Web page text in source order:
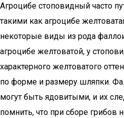
Агроцибе стоповидный часто
такими как агроцибе
некоторые виды из рода
агроцибе желтоватой, у
характерного желтоватого
по форме и размеру шляпки.
могут быть ядовитыми, и их
помнить, что при сборе грибов